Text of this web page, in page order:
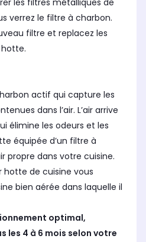
les filtres métalliques de
verrez le filtre à charbon.
filtre et replacez les
actif qui capture les
dans l’air. L’air arrive
élimine les odeurs et les
équipée d’un filtre à
propre dans votre cuisine.
de cuisine vous
bien aérée dans laquelle il
optimal,
les 4 à 6 mois selon votre